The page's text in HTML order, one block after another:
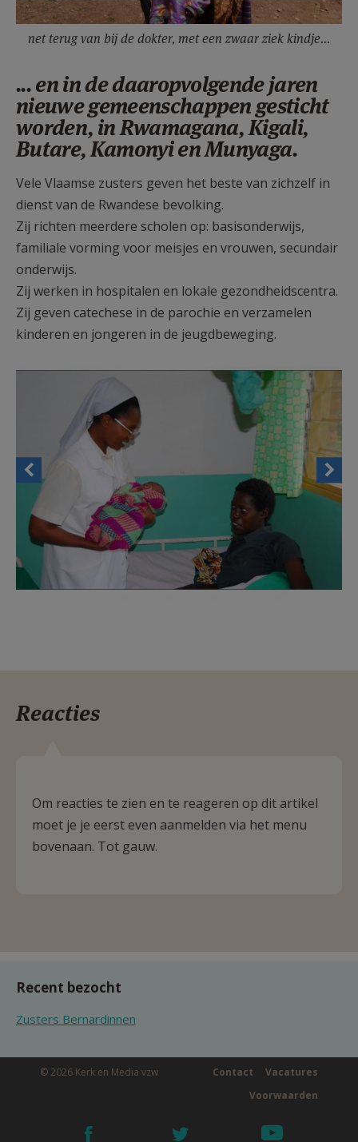
net terug van bij de dokter, met een zwaar ziek kindje...
... en in de daaropvolgende jaren
nieuwe gemeenschappen gesticht
worden, in Rwamagana, Kigali,
Butare, Kamonyi en Munyaga.
Vele Vlaamse zusters geven het beste van zichzelf in
dienst van de Rwandese bevolking.
Zij richten meerdere scholen op: basisonderwijs,
familiale vorming voor meisjes en vrouwen, secundair
onderwijs.
Zij werken in hospitalen en lokale gezondheidscentra.
Zij geven catechese in de parochie en verzamelen
kinderen en jongeren in de jeugdbeweging.
Reacties
Om reacties te zien en te reageren op dit artikel
moet je je eerst even aanmelden via het menu
bovenaan. Tot gauw.
Recent bezocht
Zusters Bernardinnen
© 2026 Kerk en Media vzw Vacatures
Contact
Voorwaarden